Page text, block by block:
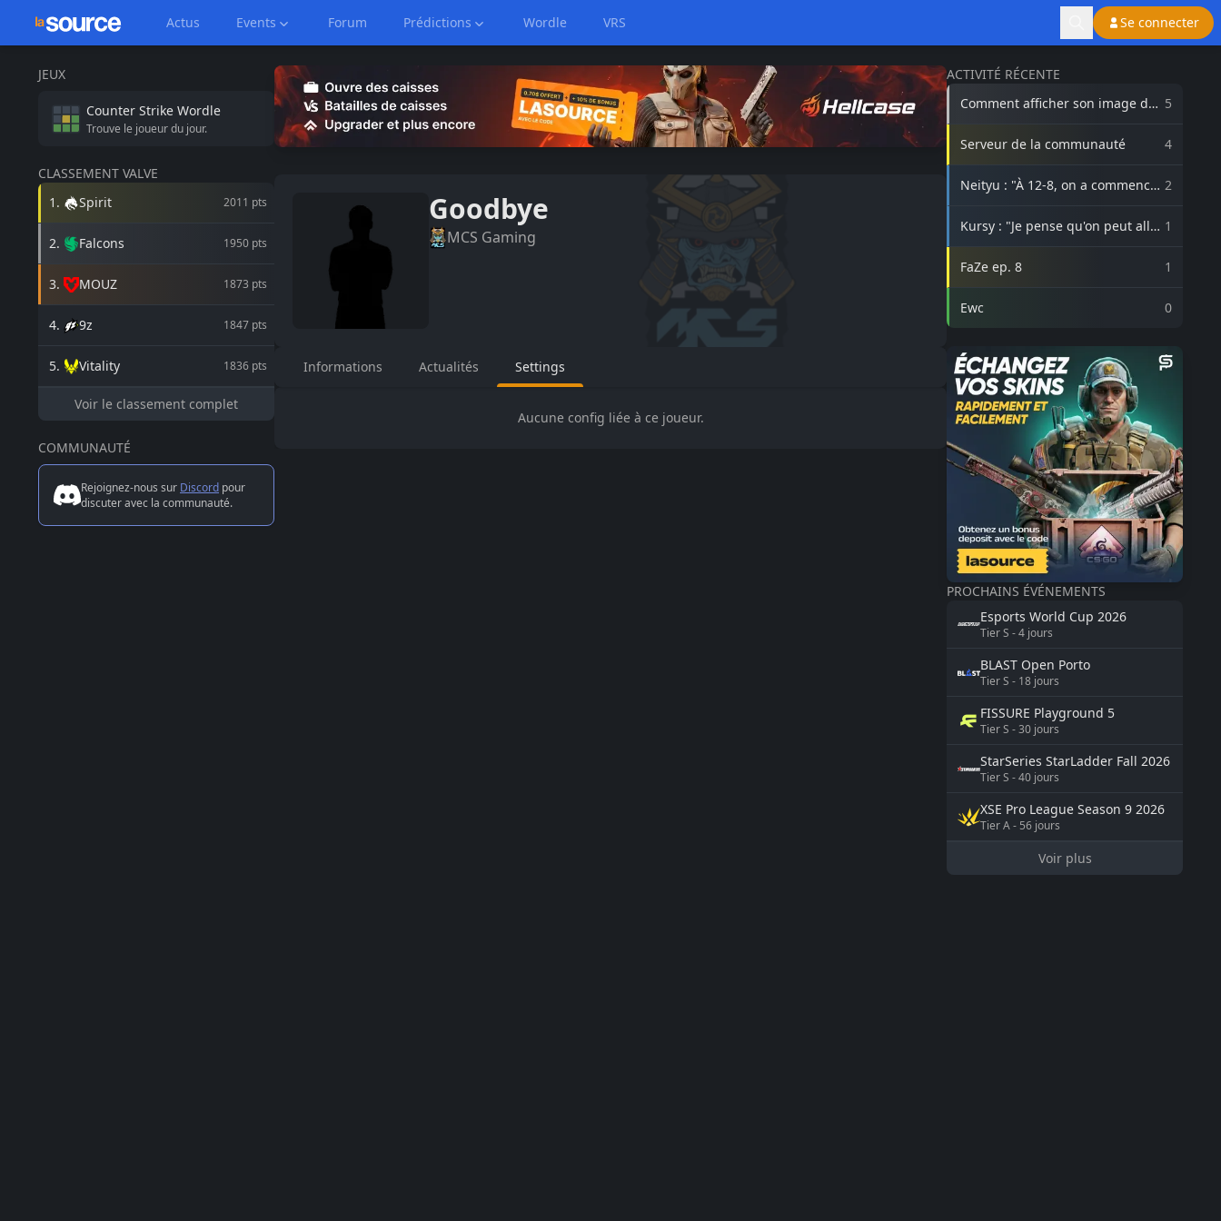
Actus Events Forum Prédictions Wordle VRS Se connecter
JEUX
Counter Strike Wordle
Trouve le joueur du jour.
CLASSEMENT VALVE
1 . Spirit 2011 pts
2. Falcons 1950 pts
3. MOUZ 1873 pts
4. 9z 1847 pts
5. Vitality 1836 pts
Voir le classement complet
COMMUNAUTÉ
Rejoignez-nous sur Discord pour
discuter avec la communauté.
Goodbye
MCS Gaming
Informations Actualités Settings
Aucune config liée à ce joueur.
ACTIVITÉ RÉCENTE
Comment afficher son image de
5
Serveur de la communauté 4
Neityu : "À 12-8, on a commencé 2
Kursy : "Je pense qu'on peut aller
3DMAX"
1
FaZe ep. 8 1
Ewc 0
PROCHAINS ÉVÉNEMENTS
Esports World Cup 2026
TierS -4 jours
BLAST Open Porto
TierS - 18 jours
FISSURE Playground 5
TierS -30 jours
StarSeries StarLadder Fall 2026
TierS -40 jours
XSE Pro League Season 9 2026
TierA- 56 jours
Voir plus